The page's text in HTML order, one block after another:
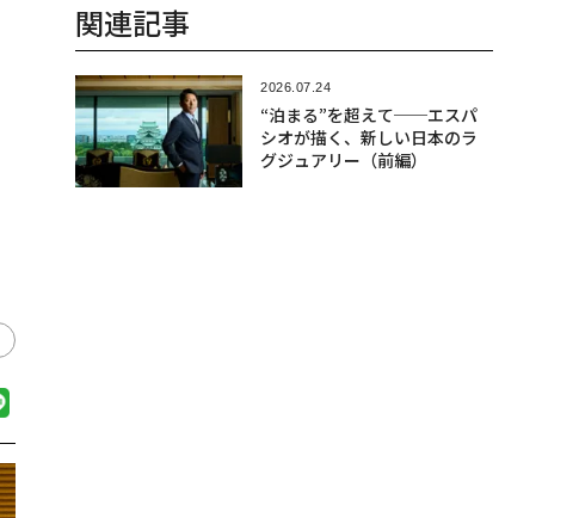
関連記事
2026.07.24
“泊まる”を超えて──エスパ
シオが描く、新しい日本のラ
グジュアリー（前編）